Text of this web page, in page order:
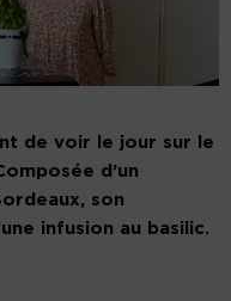
de voir le jour sur le
d’un
son
infusion au basilic.